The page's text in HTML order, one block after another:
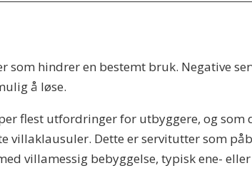
som hindrer en bestemt bruk. Negative
å løse.
flest utfordringer for utbyggere, og som
villaklausuler. Dette er servitutter som
villamessig bebyggelse, typisk ene- eller